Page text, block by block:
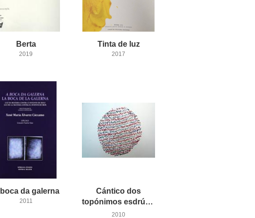
Berta
2019
Tinta de luz
2017
boca da galerna
2011
Cántico dos
topónimos esdrúxulos
2010